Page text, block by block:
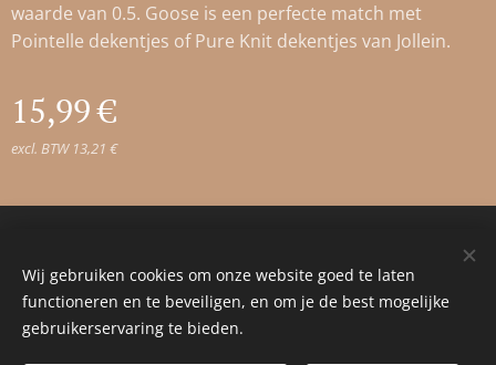
waarde van 0.5. Goose is een perfecte match met
Pointelle dekentjes of Pure Knit dekentjes van Jollein.
15,99€
excl. BTW 13,21 €
Cookies
Wij gebruiken cookies om onze website goed te laten
functioneren en te beveiligen, en om je de best mogelijke
gebruikerservaring te bieden.